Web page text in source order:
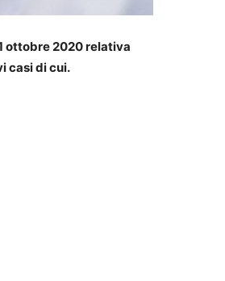
ottobre 2020 relativa
casi di cui.